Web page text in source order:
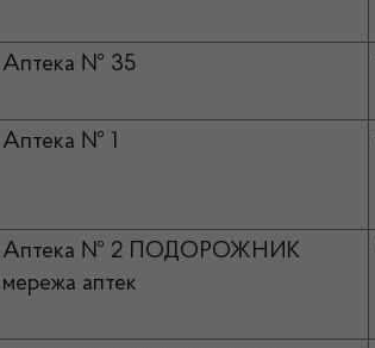
Аптека № 35
Аптека № 1
Аптека № 2 ПОДОРОЖНИК
мережа аптек